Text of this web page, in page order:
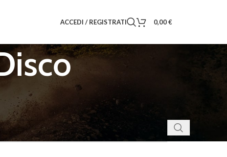
ACCEDI / REGISTRATI 0,00€